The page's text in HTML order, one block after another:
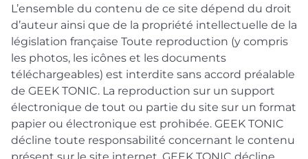
L’ensemble du contenu de ce site dépend du droit
d’auteur ainsi que de la propriété intellectuelle de la
législation française Toute reproduction (y compris
les photos, les icônes et les documents
téléchargeables) est interdite sans accord préalable
de GEEK TONIC. La reproduction sur un support
électronique de tout ou partie du site sur un format
papier ou électronique est prohibée. GEEK TONIC
décline toute responsabilité concernant le contenu